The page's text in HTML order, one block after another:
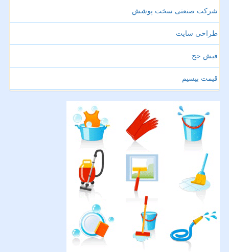
شرکت صنعتی سخت پوشش
طراحی سایت
فیش حج
قیمت بیسیم